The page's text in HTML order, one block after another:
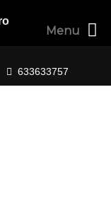
633633757
Menu